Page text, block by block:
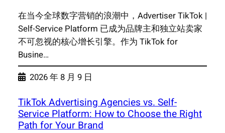
在当今全球数字营销的浪潮中，Advertiser TikTok |
Self-Service Platform 已成为品牌主和独立站卖家
不可忽视的核心增长引擎。作为 TikTok for
Busine…
2026 年 8 月 9 日
TikTok Advertising Agencies vs. Self-
Service Platform: How to Choose the Right
Path for Your Brand